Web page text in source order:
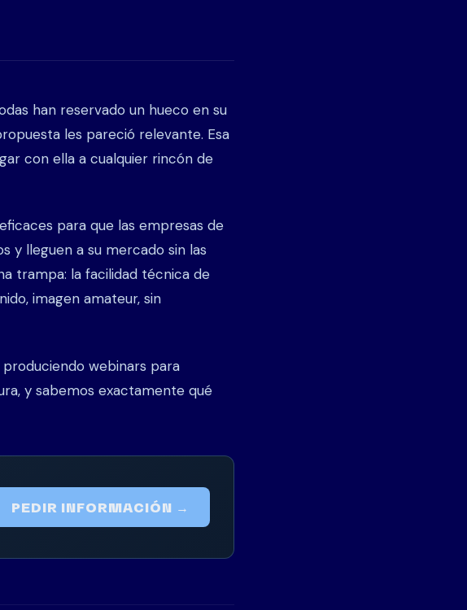
han reservado un hueco en su
les pareció relevante. Esa
con ella a cualquier rincón de
para que las empresas de
y lleguen a su mercado sin las
trampa: la facilidad técnica de
imagen amateur, sin
webinars para
y sabemos exactamente qué
PEDIR INFORMACIÓN →